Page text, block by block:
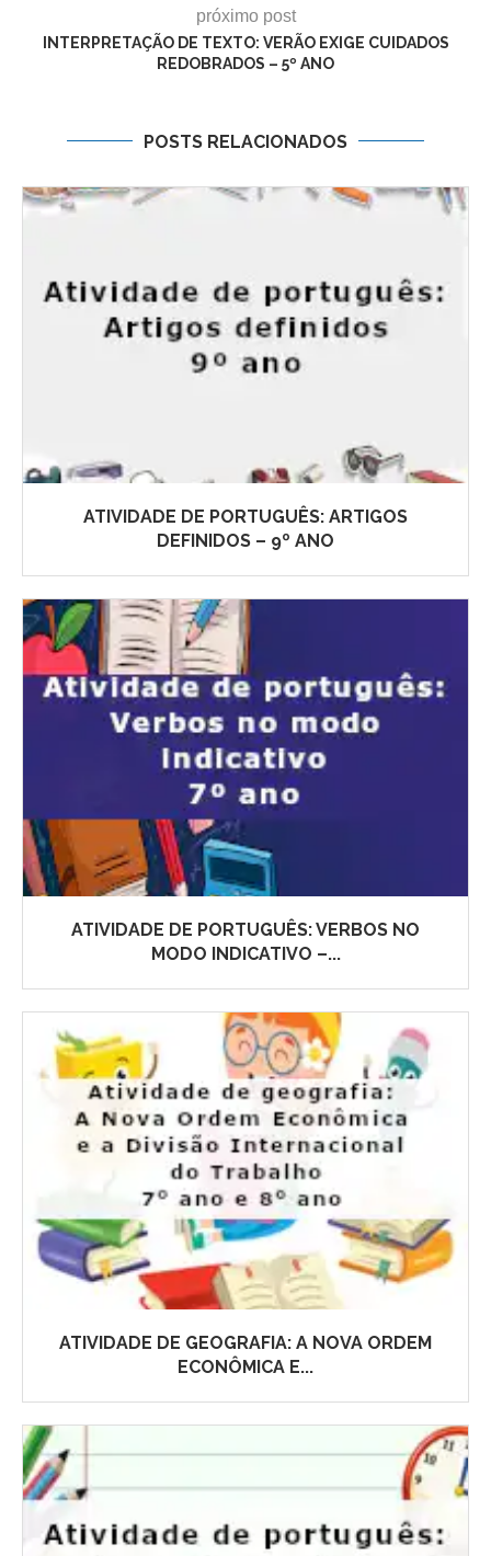
próximo post
INTERPRETAÇÃO DE TEXTO: VERÃO EXIGE CUIDADOS
REDOBRADOS – 5º ANO
POSTS RELACIONADOS
ATIVIDADE DE PORTUGUÊS: ARTIGOS
DEFINIDOS – 9º ANO
ATIVIDADE DE PORTUGUÊS: VERBOS NO
MODO INDICATIVO –...
ATIVIDADE DE GEOGRAFIA: A NOVA ORDEM
ECONÔMICA E...